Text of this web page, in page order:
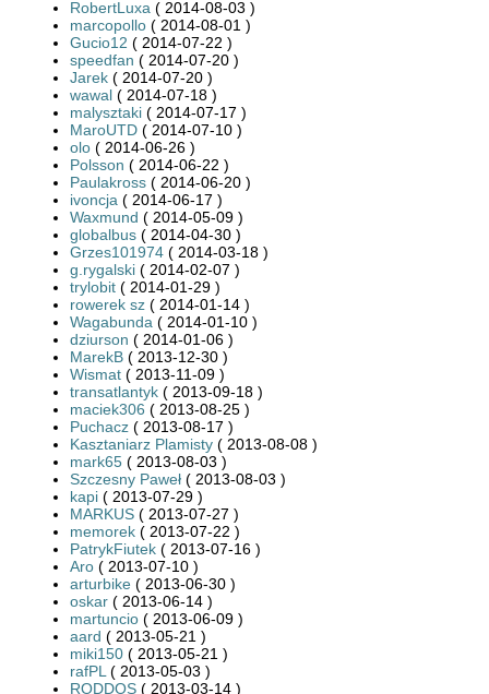
RobertLuxa ( 2014-08-03 )
marcopollo ( 2014-08-01 )
Gucio12 ( 2014-07-22 )
speedfan ( 2014-07-20 )
Jarek ( 2014-07-20 )
wawal ( 2014-07-18 )
malysztaki ( 2014-07-17 )
MaroUTD ( 2014-07-10 )
olo ( 2014-06-26 )
Polsson ( 2014-06-22 )
Paulakross ( 2014-06-20 )
ivoncja ( 2014-06-17 )
Waxmund ( 2014-05-09 )
globalbus ( 2014-04-30 )
Grzes101974 ( 2014-03-18 )
g.rygalski ( 2014-02-07 )
trylobit ( 2014-01-29 )
rowerek sz ( 2014-01-14 )
Wagabunda ( 2014-01-10 )
dziurson ( 2014-01-06 )
MarekB ( 2013-12-30 )
Wismat ( 2013-11-09 )
transatlantyk ( 2013-09-18 )
maciek306 ( 2013-08-25 )
Puchacz ( 2013-08-17 )
Kasztaniarz Plamisty ( 2013-08-08 )
mark65 ( 2013-08-03 )
Szczesny Paweł ( 2013-08-03 )
kapi ( 2013-07-29 )
MARKUS ( 2013-07-27 )
memorek ( 2013-07-22 )
PatrykFiutek ( 2013-07-16 )
Aro ( 2013-07-10 )
arturbike ( 2013-06-30 )
oskar ( 2013-06-14 )
martuncio ( 2013-06-09 )
aard ( 2013-05-21 )
miki150 ( 2013-05-21 )
rafPL ( 2013-05-03 )
RODDOS ( 2013-03-14 )